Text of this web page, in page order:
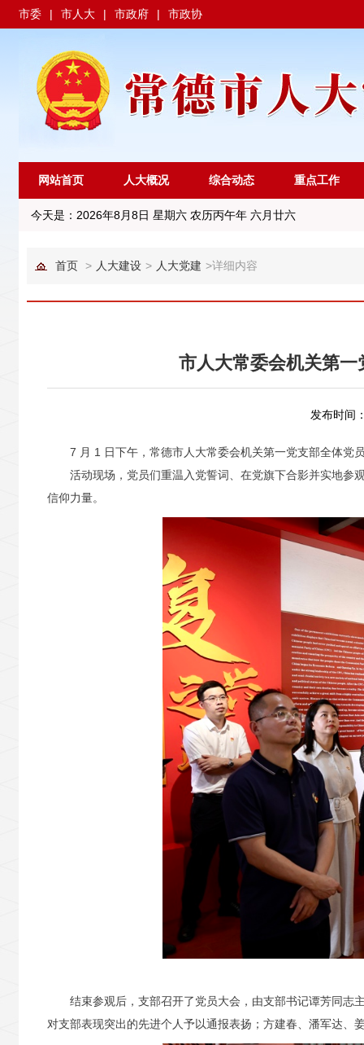
市委 | 市人大 | 市政府 | 市政协
网站首页 人大概况 综合动态 重点工作
今天是： 2026年8月8日 星期六 农历丙午年 六月廿六
首页 > 人大建设 > 人大党建 >详细内容
市人大常委会机关第
发布时间
7 月 1 日下午，常德市人大常委会机关第一党支部全体党
活动现场，党员们重温入党誓词、在党旗下合影并实地参
信仰力量。
结束参观后，支部召开了党员大会，由支部书记谭芳同志
对支部表现突出的先进个人予以通报表扬；方建春、潘军达、